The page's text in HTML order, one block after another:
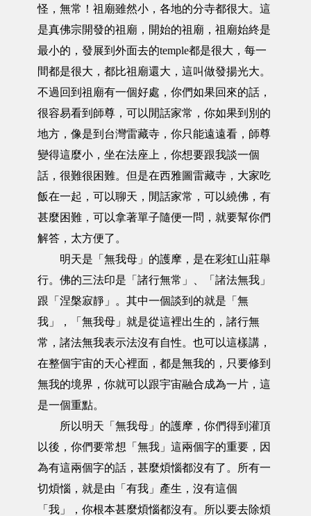
怪，無常！祖廟雖然小，各地的分寺都很大。這
是真佛宗開發的祖廟，開始的祖廟，祖廟始終是
最小的，發展到外面去的temple都是很大，每一
間都是很大，都比祖廟還大，這叫做發揚光大。
不過回到祖廟有一個好處，你們如果回來的話，
很容易看到師尊，可以閒話家常，你如果到別的
地方，像是到台灣雷藏寺，你只能遠遠看，師尊
變得這麼小，坐在法座上，你想要跟我談一個
話，很難很困難。但是在西雅圖雷藏寺，大家吃
飯在一起，可以聊天，閒話家常，可以繞佛，有
甚麼困難，可以拿著單子隨便一問，就要幫你們
解答，太方便了。
明天是「無我母」的護摩，是在彩虹山莊舉
行。佛的三法印是「諸行無常」、「諸法無我」
跟「涅槃寂靜」。其中一個談到的就是「無
我」，「無我母」就是從這裡出生的，諸行無
常，諸法無我表示法沒有自性。也可以這樣講，
在整個宇宙的天心裡面，都是無我的，只要修到
無我的境界，你就可以跟宇宙融合成為一片，這
是一個重點。
所以明天「無我母」的護摩，你們得到灌頂
以後，你們要常想「無我」這兩個字的重要，因
為有這兩個字的話，甚麼煩惱都沒有了。所有一
切煩惱，就是由「有我」產生，沒有這個
「我」，你根本甚麼煩惱都沒有。所以要去除煩